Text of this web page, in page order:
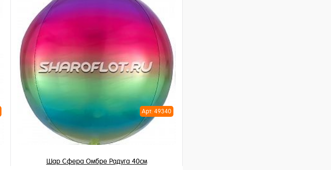
490 ₽/ шт
Купить в 1 клик
В избранное
В наличии
Арт: 49340
Шар Сфера Омбре Радуга 40см